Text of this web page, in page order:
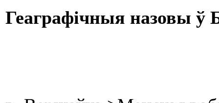
Геаграфічныя назовы ў